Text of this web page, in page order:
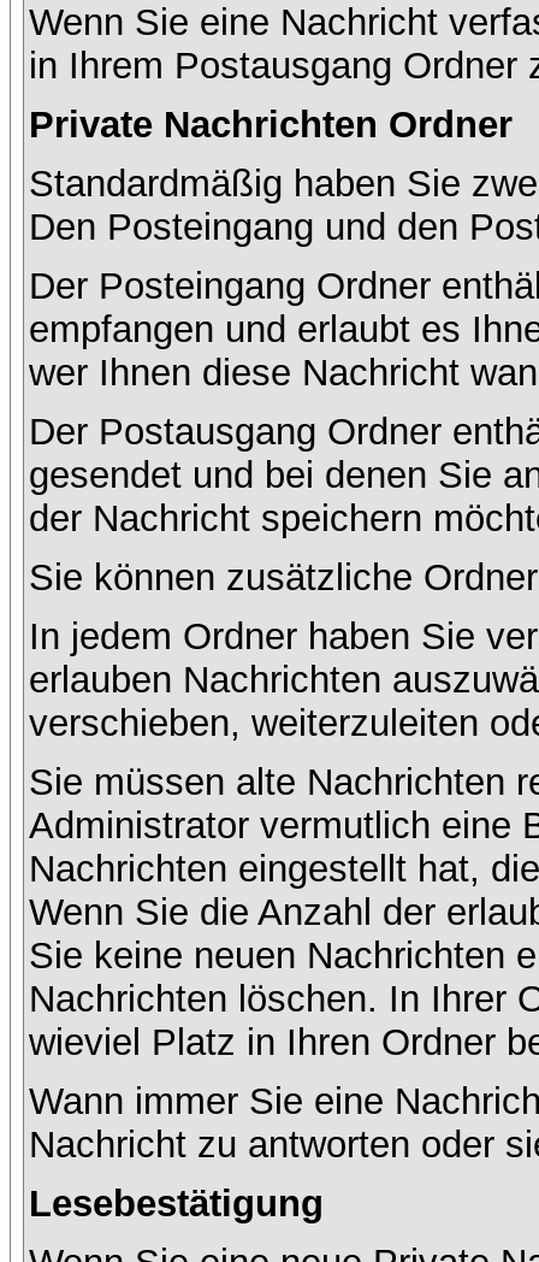
Wenn Sie eine Nachricht
in Ihrem Postausgang Ordner
Private Nachrichten Ordner
Standardmäßig haben Sie
Den Posteingang und den
Der Posteingang Ordner
empfangen und erlaubt es
wer Ihnen diese Nachricht
Der Postausgang Ordner
gesendet und bei denen Sie
der Nachricht speichern
Sie können zusätzliche
In jedem Ordner haben Sie
erlauben Nachrichten
verschieben, weiterzuleiten
Sie müssen alte Nachrichten
Administrator vermutlich eine
Nachrichten eingestellt hat,
Wenn Sie die Anzahl der
Sie keine neuen Nachrichten
Nachrichten löschen. In Ihrer
wieviel Platz in Ihren Ordner
Wann immer Sie eine
Nachricht zu antworten oder
Lesebestätigung